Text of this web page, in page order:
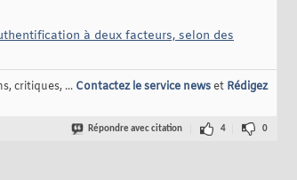
à deux facteurs, selon des
critiques, ... Contactez le service newset Rédigez
Répondre avec citation 4 0